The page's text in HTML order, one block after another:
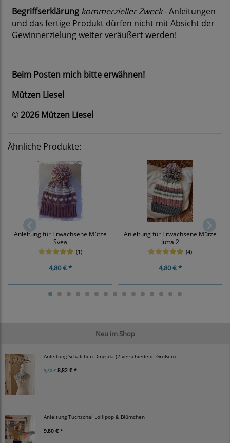
Neu im Shop
Anleitung Schälchen Dingsda (2 verschiedene Größen)
9,80 € 8,82 € *
Anleitung Tuchschal Lollipop & Blümchen
9,80 € *
Begriffserklärung kommerzieller Zweck- Anleitungen
und das fertige Produkt dürfen nicht mit Absicht der
Gewinnerzielung weiter veräußert werden!
Beim Posten mich bitte erwähnen!
Mützen Liesel
©2026 Mützen Liesel
Ähnliche Produkte:
Anleitung für Erwachsene Mütze
Svea
(1)
4,80 € *
Anleitung für Erwachsene Mütze
Jutta 2
(4)
4,80 € *